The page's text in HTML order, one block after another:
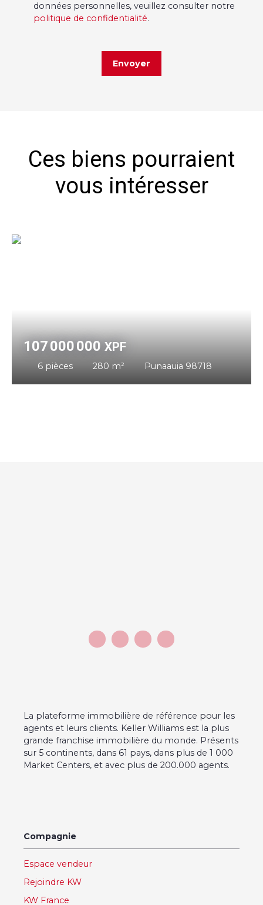
données personnelles, veuillez consulter notre
politique de confidentialité.
Envoyer
Ces biens pourraient
vous intéresser
107 000 000XPF
6 pièces 280 m² Punaauia 98718
La plateforme immobilière de référence pour les
agents et leurs clients. Keller Williams est la plus
grande franchise immobilière du monde. Présents
sur 5 continents, dans 61 pays, dans plus de 1 000
Market Centers, et avec plus de 200.000 agents.
Compagnie
Espace vendeur
Rejoindre KW
KW France